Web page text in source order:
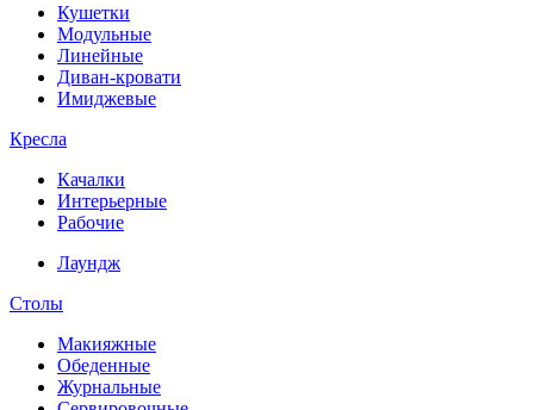
Кушетки
Модульные
Линейные
Диван-кровати
Имиджевые
Кресла
Качалки
Интерьерные
Рабочие
Лаундж
Столы
Макияжные
Обеденные
Журнальные